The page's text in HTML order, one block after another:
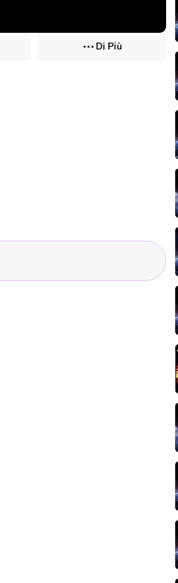
Di Più